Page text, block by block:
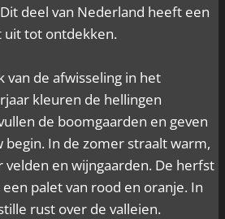
deel van Nederland heeft een
uit tot ontdekken.
van de afwisseling in het
kleuren de hellingen
de boomgaarden en geven
begin. In de zomer straalt warm,
velden en wijngaarden. De herfst
palet van rood en oranje. In
rust over de valleien.